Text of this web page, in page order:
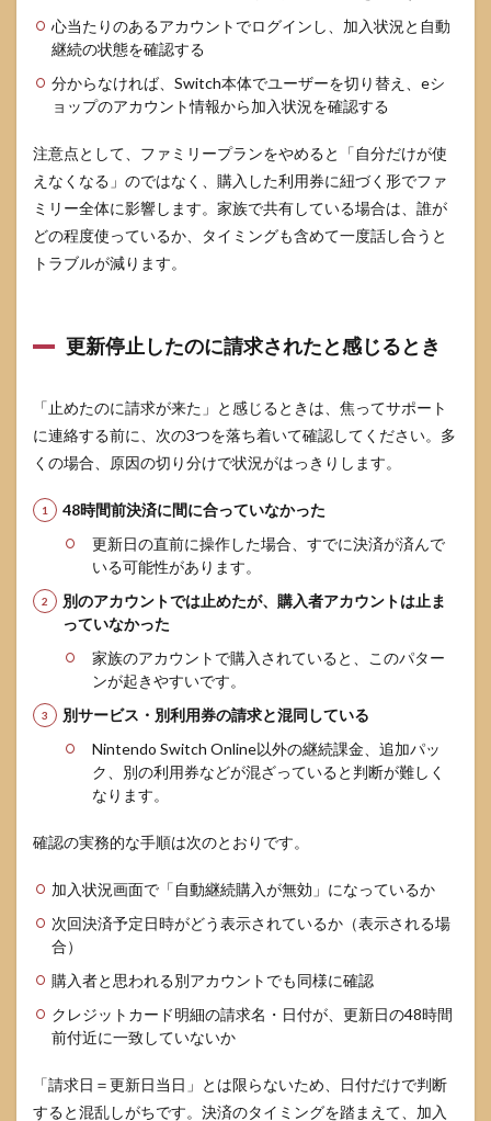
心当たりのあるアカウントでログインし、加入状況と自動
継続の状態を確認する
分からなければ、Switch本体でユーザーを切り替え、eシ
ョップのアカウント情報から加入状況を確認する
注意点として、ファミリープランをやめると「自分だけが使
えなくなる」のではなく、購入した利用券に紐づく形でファ
ミリー全体に影響します。家族で共有している場合は、誰が
どの程度使っているか、タイミングも含めて一度話し合うと
トラブルが減ります。
更新停止したのに請求されたと感じるとき
「止めたのに請求が来た」と感じるときは、焦ってサポート
に連絡する前に、次の3つを落ち着いて確認してください。多
くの場合、原因の切り分けで状況がはっきりします。
48時間前決済に間に合っていなかった
更新日の直前に操作した場合、すでに決済が済んで
いる可能性があります。
別のアカウントでは止めたが、購入者アカウントは止ま
っていなかった
家族のアカウントで購入されていると、このパター
ンが起きやすいです。
別サービス・別利用券の請求と混同している
Nintendo Switch Online以外の継続課金、追加パッ
ク、別の利用券などが混ざっていると判断が難しく
なります。
確認の実務的な手順は次のとおりです。
加入状況画面で「自動継続購入が無効」になっているか
次回決済予定日時がどう表示されているか（表示される場
合）
購入者と思われる別アカウントでも同様に確認
クレジットカード明細の請求名・日付が、更新日の48時間
前付近に一致していないか
「請求日＝更新日当日」とは限らないため、日付だけで判断
すると混乱しがちです。決済のタイミングを踏まえて、加入